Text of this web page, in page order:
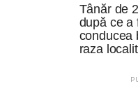
Tânăr de
după ce a
conducea
raza